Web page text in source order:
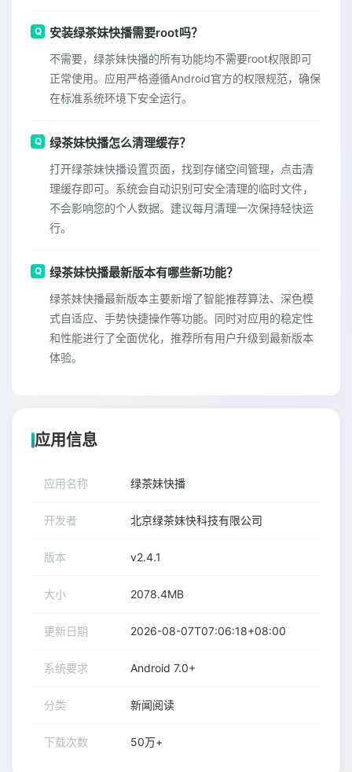
安装绿茶妹快播需要root吗？
不需要，绿茶妹快播的所有功能均不需要root权限即可
正常使用。应用严格遵循Android官方的权限规范，确保
在标准系统环境下安全运行。
绿茶妹快播怎么清理缓存？
打开绿茶妹快播设置页面，找到存储空间管理，点击清
理缓存即可。系统会自动识别可安全清理的临时文件，
不会影响您的个人数据。建议每月清理一次保持轻快运
行。
绿茶妹快播最新版本有哪些新功能？
绿茶妹快播最新版本主要新增了智能推荐算法、深色模
式自适应、手势快捷操作等功能。同时对应用的稳定性
和性能进行了全面优化，推荐所有用户升级到最新版本
体验。
应用信息
应用名称 绿茶妹快播
开发者 北京绿茶妹快科技有限公司
版本 v2.4.1
大小 2078.4MB
更新日期 2026-08-07T07:06:18+08:00
系统要求 Android 7.0+
分类 新闻阅读
下载次数 50万+